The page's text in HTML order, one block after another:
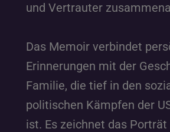
und Vertrauter
Das Memoir verbindet
Erinnerungen mit der
Familie, die tief in den
politischen Kämpfen der
ist. Es zeichnet das